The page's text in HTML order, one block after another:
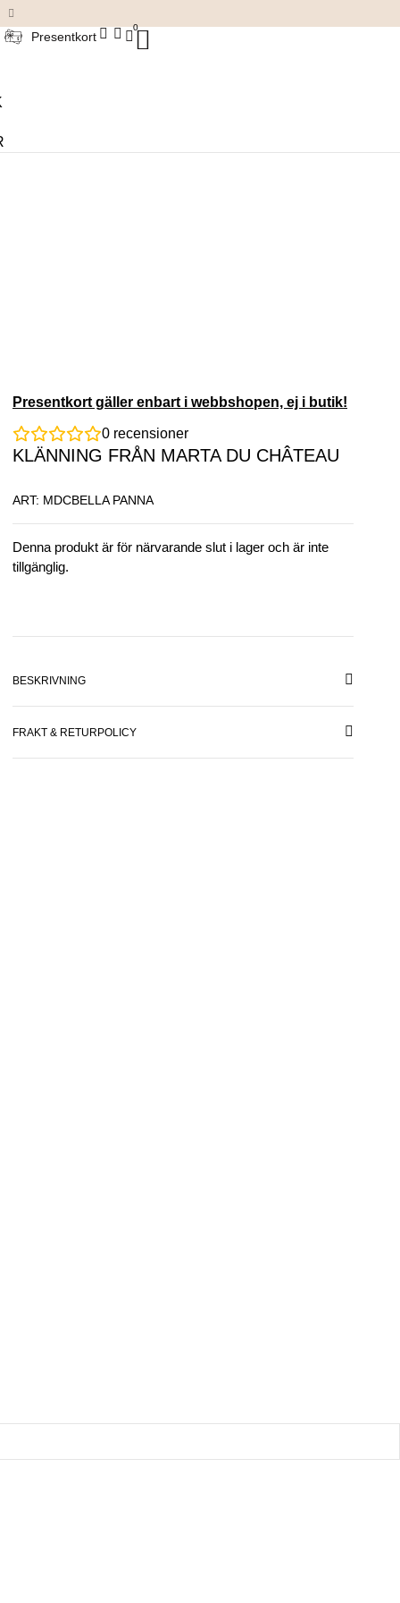
Presentkort
0
Presentkort gäller enbart i webbshopen, ej i butik!
0 recensioner
KLÄNNING FRÅN MARTA DU CHÂTEAU
ART: MDCBELLA PANNA
Denna produkt är för närvarande slut i lager och är inte
tillgänglig.
BESKRIVNING
FRAKT & RETURPOLICY